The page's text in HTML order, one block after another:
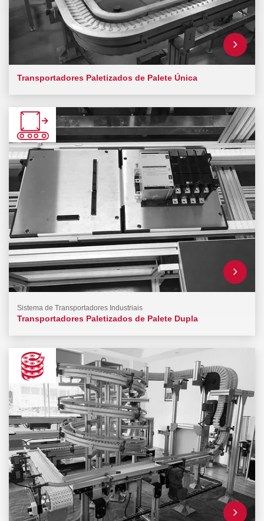
Transportadores Paletizados de Palete Única
Sistema de Transportadores Industriais
Transportadores Paletizados de Palete Dupla